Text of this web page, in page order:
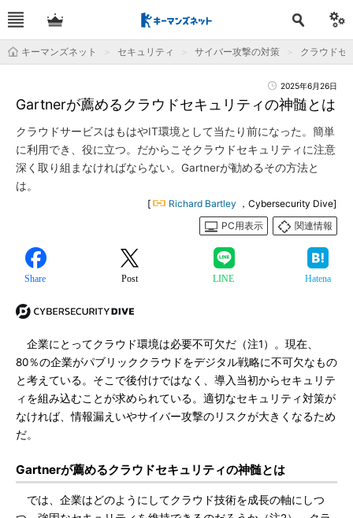
キーマンズネット セキュリティ サイバー攻撃の対策 クラウドセ
2025年6月26日
Gartnerが薦めるクラウドセキュリティの神髄とは
クラウドサービスはもはやIT環境として当たり前になった。簡単
に利用でき、役に立つ。だからこそクラウドセキュリティに注意
深く取り組まなければならない。Gartnerが勧めるその方法と
は。
[ Richard Bartley ，Cybersecurity Dive]
PC用表示
関連情報
Share Post LINE Hatena
企業にとってクラウド環境は必要不可欠だ（注1）。現在、
80％の企業がパブリッククラウドをデジタル戦略に不可欠なもの
と考えている。そこで後付けではなく、導入当初からセキュリテ
ィを組み込むことが求められている。適切なセキュリティ対策が
なければ、情報漏えいやサイバー攻撃のリスクが大きくなるため
だ。
Gartnerが薦めるクラウドセキュリティの神髄とは
では、企業はどのようにしてクラウド技術を成長の軸にしつ